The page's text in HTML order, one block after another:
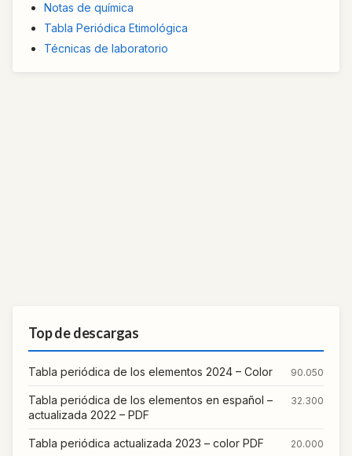
Notas de química
Tabla Periódica Etimológica
Técnicas de laboratorio
Top de descargas
Tabla periódica de los elementos 2024 – Color 90.050
Tabla periódica de los elementos en español –
actualizada 2022 – PDF
32.300
Tabla periódica actualizada 2023 – color PDF 20.000